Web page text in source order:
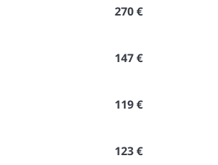
270 €
147 €
119 €
123 €